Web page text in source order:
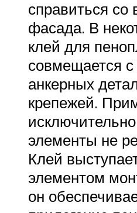
справиться со
фасада. В
клей для
совмещается
анкерных
крепежей.
элементы не
Клей
элементом
он